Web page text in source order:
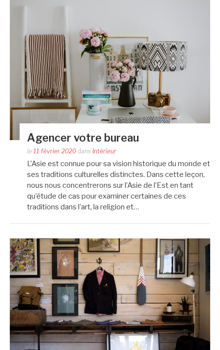
Agencer votre bureau
le 11 février 2020 dans Intérieur
L’Asie est connue pour sa vision historique du monde et
ses traditions culturelles distinctes. Dans cette leçon,
nous nous concentrerons sur l’Asie de l’Est en tant
qu’étude de cas pour examiner certaines de ces
traditions dans l’art, la religion et…